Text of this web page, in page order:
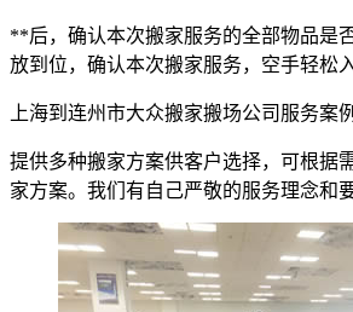
**后，确认本次搬家服务的全部物品是
放到位，确认本次搬家服务，空手轻松
上海到连州市大众搬家搬场公司服务案例
提供多种搬家方案供客户选择，可根据
家方案。我们有自己严敬的服务理念和要